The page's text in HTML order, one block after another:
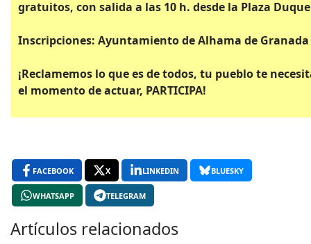
gratuitos, con salida a las 10 h. desde la Plaza
Inscripciones: Ayuntamiento de Alhama de Granada
¡Reclamemos lo que es de todos, tu pueblo te
el momento de actuar, PARTICIPA!
FACEBOOK X LINKEDIN BLUESKY
WHATSAPP TELEGRAM
Artículos relacionados